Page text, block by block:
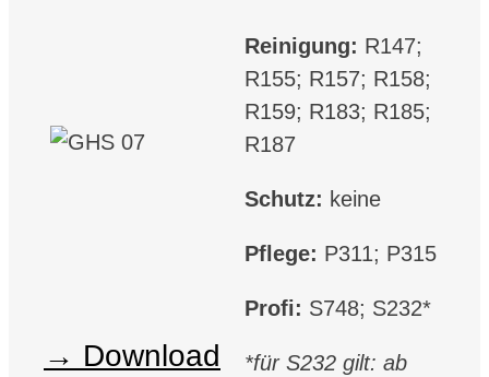
Download
Reinigung: R147;
R155; R157; R158;
R159; R183; R185;
R187
Schutz: keine
Pflege: P311; P315
Profi: S748; S232*
*für S232 gilt: ab